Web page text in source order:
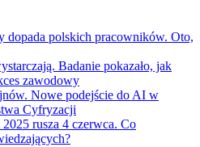
dopada polskich pracowników. Oto,
Badanie pokazało, jak
zawodowy
Nowe podejście do AI w
Cyfryzacji
rusza 4 czerwca. Co